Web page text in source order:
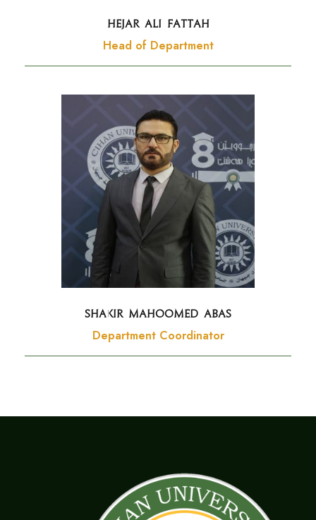
Hejar Ali Fattah
Head of Department
Shakir Mahoomed Abas
Department Coordinator